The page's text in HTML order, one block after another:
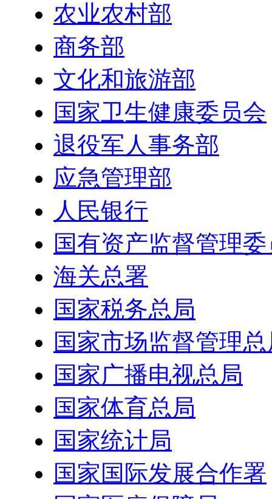
农业农村部
商务部
文化和旅游部
国家卫生健康委员会
退役军人事务部
应急管理部
人民银行
国有资产监督管理
海关总署
国家税务总局
国家市场监督管理
国家广播电视总局
国家体育总局
国家统计局
国家国际发展合作署